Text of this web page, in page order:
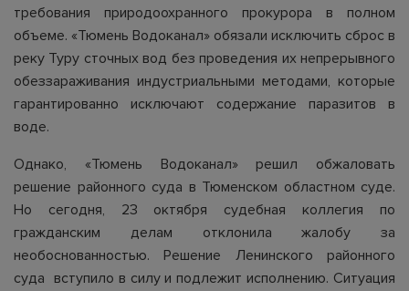
требования природоохранного прокурора в полном
объеме. «Тюмень Водоканал» обязали исключить сброс в
реку Туру сточных вод без проведения их непрерывного
обеззараживания индустриальными методами, которые
гарантированно исключают содержание паразитов в
воде.
Однако, «Тюмень Водоканал» решил обжаловать
решение районного суда в Тюменском областном суде.
Но сегодня, 23 октября судебная коллегия по
гражданским делам отклонила жалобу за
необоснованностью. Решение Ленинского районного
суда вступило в силу и подлежит исполнению. Ситуация